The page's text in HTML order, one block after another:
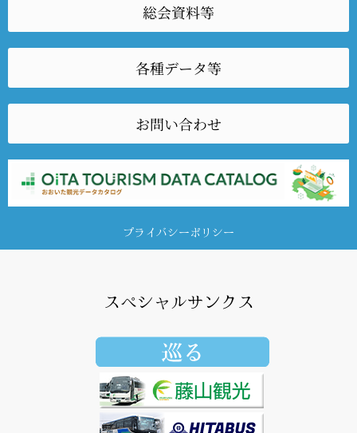
総会資料等
各種データ等
お問い合わせ
プライバシーポリシー
スペシャルサンクス